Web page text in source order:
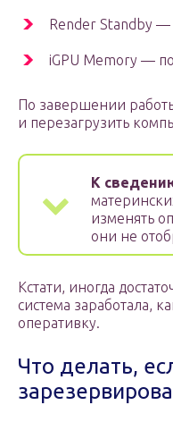
Render Standby
iGPU Memory —
По завершении
и перезагрузить
К
изменять
они не
Кстати, иногда
система заработала,
оперативку.
Что делать,